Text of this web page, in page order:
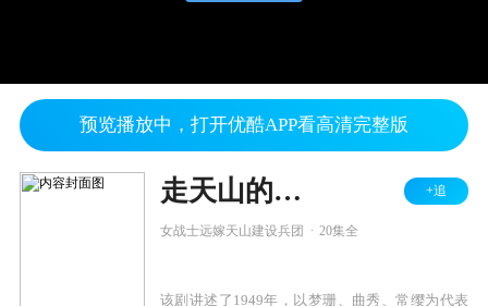
预览播放中，打开优酷APP看高清完整版
走天山的女人 +追
女战士远嫁天山建设兵团 20集全
该剧讲述了1949年，以梦珊、曲秀、常缨为代表